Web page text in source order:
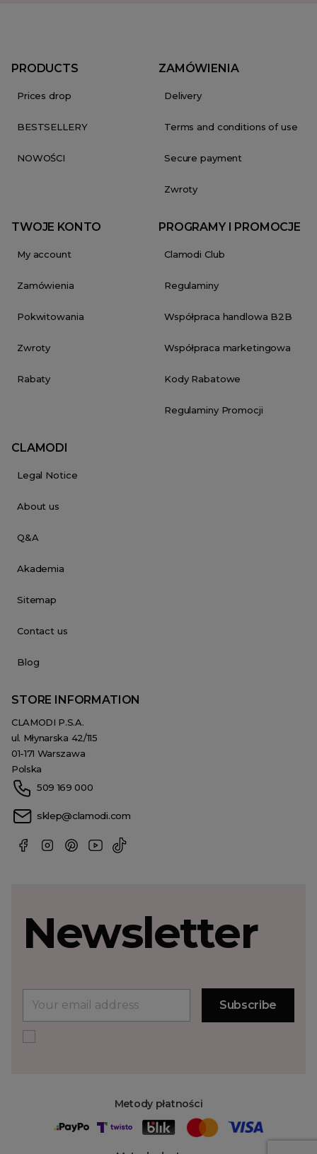
PRODUCTS
Prices drop
BESTSELLERY
NOWOŚCI
ZAMÓWIENIA
Delivery
Terms and conditions of use
Secure payment
Zwroty
TWOJE KONTO
My account
Zamówienia
Pokwitowania
Zwroty
Rabaty
PROGRAMY I PROMOCJE
Clamodi Club
Regulaminy
Współpraca handlowa B2B
Współpraca marketingowa
Kody Rabatowe
Regulaminy Promocji
CLAMODI
Legal Notice
About us
Q&A
Akademia
Sitemap
Contact us
Blog
STORE INFORMATION
CLAMODI P.S.A.
ul. Młynarska 42/115
01-171 Warszawa
Polska
509 169 000
sklep@clamodi.com
Metody płatności
Newsletter